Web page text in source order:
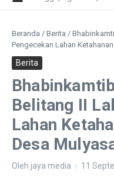
Beranda / Berita /
Pengecekan Lahan
Berita
Belitang II
Lahan
Desa
Oleh jaya media 11